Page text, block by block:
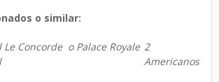
o similar:
Le Concorde o Palace Royale 2
Americanos